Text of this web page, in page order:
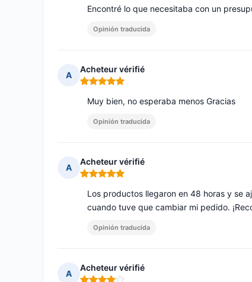
Encontré lo que necesitaba con un
Opinión traducida
A
Acheteur vérifié
Nota: 5 de 5
Muy bien, no esperaba menos Gracias
Opinión traducida
A
Acheteur vérifié
Nota: 5 de 5
Los productos llegaron en 48 horas y se
cuando tuve que cambiar mi pedido.
Opinión traducida
A
Acheteur vérifié